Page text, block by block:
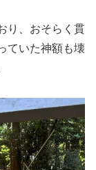
り、おそらく貫
ていた神額も壊